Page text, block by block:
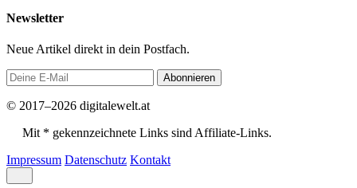
Newsletter
Neue Artikel direkt in dein Postfach.
Abonnieren
© 2017–2026 digitalewelt.at
Mit * gekennzeichnete Links sind Affiliate-Links.
Impressum Datenschutz Kontakt